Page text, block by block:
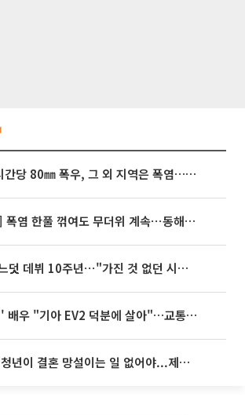
동해안은 시간당 80㎜ 폭우, 그 외 지역은 폭염…‘극과 극 날씨’
[내일 날씨] 폭염 한풀 꺾여도 무더위 계속⋯동해안 이틀 연속 비
임영웅, 어느덧 데뷔 10주년⋯"가진 것 없던 시절, 내 앞엔 20명의 팬뿐"
'굿 윌 헌팅' 배우 "기아 EV2 덕분에 살아"…교통사고 후 안전성 극찬
李대통령 “청년이 결혼 망설이는 일 없어야...제도상 불이익 조사”